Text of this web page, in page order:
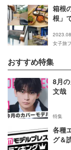
箱根
根」
女子旅
おすすめ特集
8月
文哉
特集
各種
グ＆